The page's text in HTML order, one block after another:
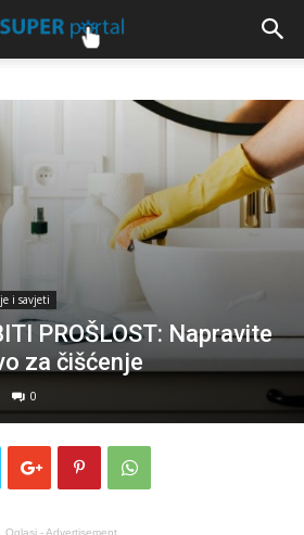
i savjeti
PROŠLOST: Napravite
za čišćenje
0
Oglasi - Advertisement